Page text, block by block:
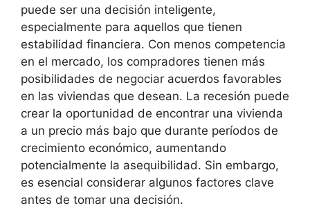
puede ser una decisión inteligente,
especialmente para aquellos que tienen
estabilidad financiera. Con menos competencia
en el mercado, los compradores tienen más
posibilidades de negociar acuerdos favorables
en las viviendas que desean. La recesión puede
crear la oportunidad de encontrar una vivienda
a un precio más bajo que durante períodos de
crecimiento económico, aumentando
potencialmente la asequibilidad. Sin embargo,
es esencial considerar algunos factores clave
antes de tomar una decisión.